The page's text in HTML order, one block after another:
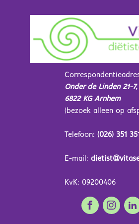
Onder de Linden 21-7,
6822 KG Arnhem
(bezoek alleen op
Telefoon: (026) 351
E-mail:
KvK: 09200406